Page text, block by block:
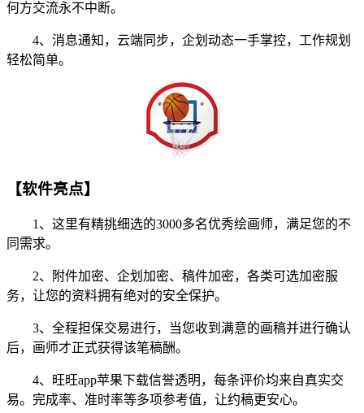
何方交流永不中断。
4、消息通知，云端同步，企划动态一手掌控，工作规划
轻松简单。
【软件亮点】
1、这里有精挑细选的3000多名优秀绘画师，满足您的不
同需求。
2、附件加密、企划加密、稿件加密，各类可选加密服
务，让您的资料拥有绝对的安全保护。
3、全程担保交易进行，当您收到满意的画稿并进行确认
后，画师才正式获得该笔稿酬。
4、旺旺app苹果下载信誉透明，每条评价均来自真实交
易。完成率、准时率等多项参考值，让约稿更安心。